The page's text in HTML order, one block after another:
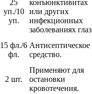
25
уп./10
уп.
конъюнктивитах
или других
инфекционных
заболеваниях
15 фл./6
фл.
Антисептическое
средство.
2 шт.
Применяют для
остановки
кровотечения.